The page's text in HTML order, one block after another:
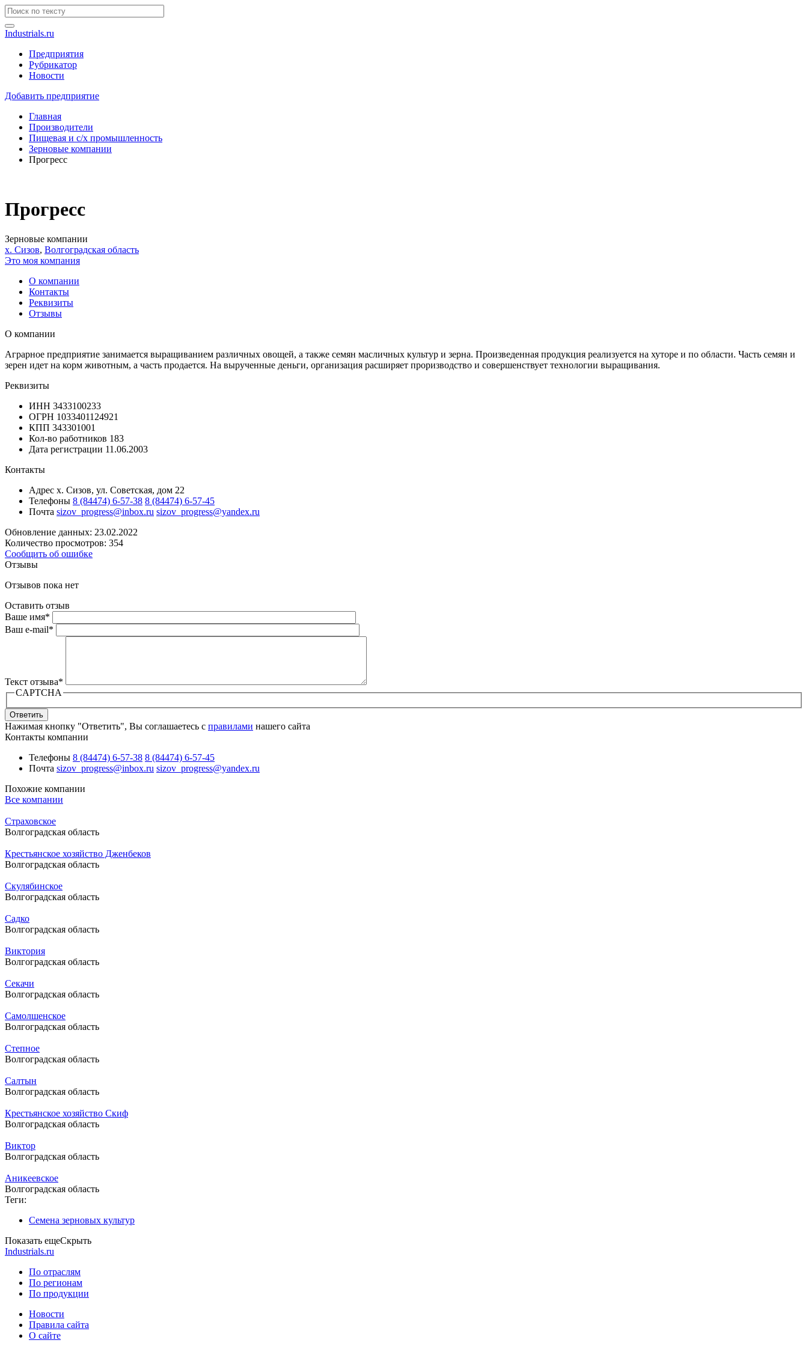
Industrials.ru
Предприятия
Рубрикатор
Новости
Добавить предприятие
Главная
Производители
Пищевая и с/х промышленность
Зерновые компании
Прогресс
Прогресс
Зерновые компании
х. Сизов, Волгоградская область
Это моя компания
О компании
Контакты
Реквизиты
Отзывы
О компании
Аграрное предприятие занимается выращиванием различных овощей, а также семян масличных культур и зерна. Произведенная продукция реализуется на хуторе и по области. Часть семян и
зерен идет на корм животным, а часть продается. На вырученные деньги, организация расширяет проризводство и совершенствует технологии выращивания.
Реквизиты
ИНН 3433100233
ОГРН 1033401124921
КПП 343301001
Кол-во работников 183
Дата регистрации 11.06.2003
Контакты
Адрес х. Сизов, ул. Советская, дом 22
Телефоны 8 (84474) 6-57-38 8 (84474) 6-57-45
Почта sizov_progress@inbox.ru sizov_progress@yandex.ru
Обновление данных: 23.02.2022
Количество просмотров: 354
Сообщить об ошибке
Отзывы
Отзывов пока нет
Оставить отзыв
Ваше имя*
Ваш e-mail*
Текст отзыва*
CAPTCHA
Ответить
Нажимая кнопку "Ответить", Вы соглашаетесь с правилами нашего сайта
Контакты компании
Телефоны 8 (84474) 6-57-38 8 (84474) 6-57-45
Почта sizov_progress@inbox.ru sizov_progress@yandex.ru
Похожие компании
Все компании
Страховское
Волгоградская область
Крестьянское хозяйство Дженбеков
Волгоградская область
Скулябинское
Волгоградская область
Садко
Волгоградская область
Виктория
Волгоградская область
Секачи
Волгоградская область
Самолшенское
Волгоградская область
Степное
Волгоградская область
Салтын
Волгоградская область
Крестьянское хозяйство Скиф
Волгоградская область
Виктор
Волгоградская область
Аникеевское
Волгоградская область
Теги:
Семена зерновых культур
Показать ещеСкрыть
Industrials.ru
По отраслям
По регионам
По продукции
Новости
Правила сайта
О сайте